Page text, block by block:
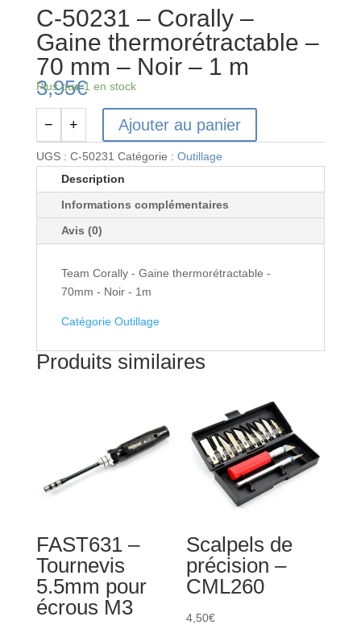
C-50231 – Corally –
Gaine thermorétractable –
70 mm – Noir – 1 m
3,95€
Plus que 1 en stock
quantité
de
C-
Corally
-
thermorétractable
-
Noir
− + Ajouter au panier
UGS : C-50231 Catégorie : Outillage
Description
Informations complémentaires
Avis (0)
Team Corally - Gaine thermorétractable -
70mm - Noir - 1m
Catégorie Outillage
Produits similaires
FAST631 –
Tournevis
5.5mm pour
écrous M3
Scalpels de
précision –
CML260
4,50€